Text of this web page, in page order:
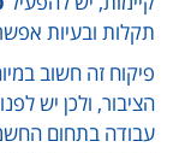
תקלות ובעיות
פיקוח זה חשוב
הציבור, ולכן יש
עבודה בתחום